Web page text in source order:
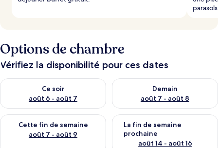
Options de chambre
Vérifiez la disponibilité pour ces dates
Ce soir
août 6 - août 7
Vérifier la disponibilité pour ce soir août 6 - août 7
Demain
août 7 - août 8
Vérifier la disponibilité pour
Cette fin de semaine
août 7 - août 9
Vérifier la disponibilité pour cette fin de semaine août 7 -
La fin de semaine
prochaine
août 14 - août 16
Vérifier la disponibilité pour